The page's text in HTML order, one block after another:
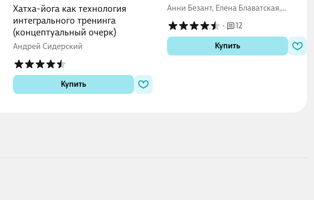
Хатха-йога как технология
интегрального тренинга
(концептуальный очерк)
Андрей Сидерский
Купить
Анни Безант, Елена Блаватская,
·
12
Купить